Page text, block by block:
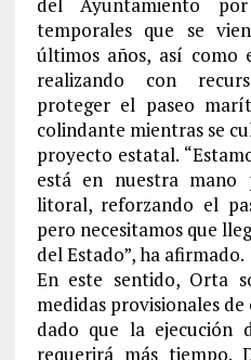
temporales que se
últimos años, así como
realizando con
proteger el paseo
colindante mientras se
proyecto estatal.
está en nuestra mano
litoral, reforzando el
pero necesitamos que
del Estado”, ha afirmado.
En este sentido, Orta
medidas provisionales
dado que la ejecución
requerirá más tiempo.